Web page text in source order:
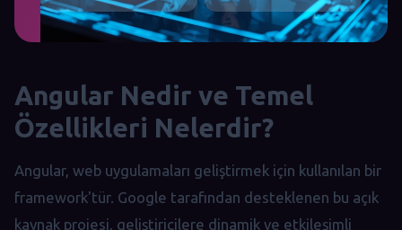
Angular Nedir ve Temel
Özellikleri Nelerdir?
Angular, web uygulamaları geliştirmek için kullanılan bir
framework'tür. Google tarafından desteklenen bu açık
kaynak projesi, geliştiricilere dinamik ve etkileşimli